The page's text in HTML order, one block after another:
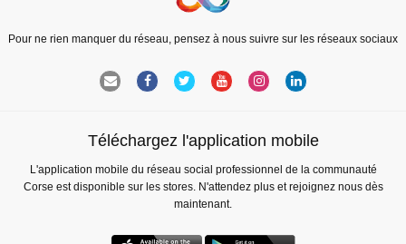
Pour ne rien manquer du réseau, pensez à nous suivre sur les réseaux sociaux
Téléchargez l'application mobile
L'application mobile du réseau social professionnel de la communauté
Corse est disponible sur les stores. N'attendez plus et rejoignez nous dès
maintenant.